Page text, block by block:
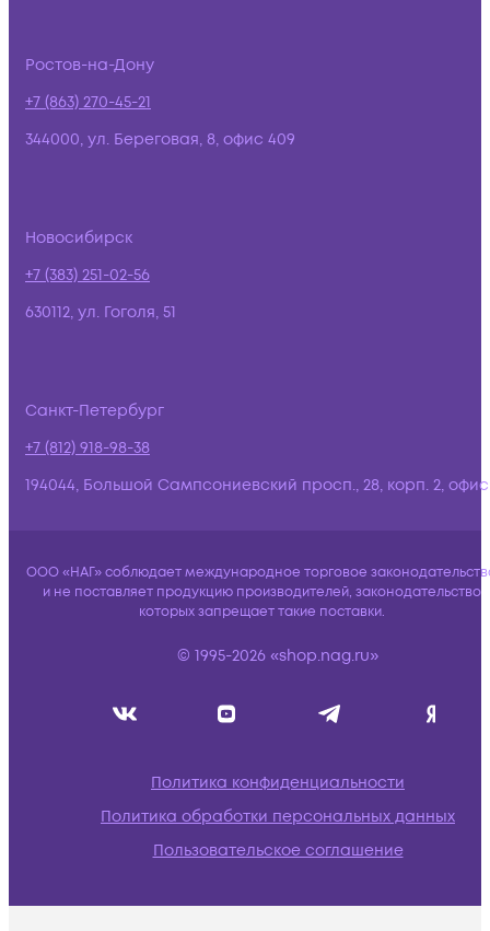
Ростов-на-Дону
+7 (863) 270-45-21
344000, ул. Береговая, 8, офис 409
Новосибирск
+7 (383) 251-02-56
630112, ул. Гоголя, 51
Санкт-Петербург
+7 (812) 918-98-38
194044, Большой Сампсониевский просп., 28, корп. 2,
ООО «НАГ» соблюдает международное торговое
и не поставляет продукцию производителей, законодательство
которых запрещает такие поставки.
© 1995-2026 «shop.nag.ru»
Политика конфиденциальности
Политика обработки персональных данных
Пользовательское соглашение